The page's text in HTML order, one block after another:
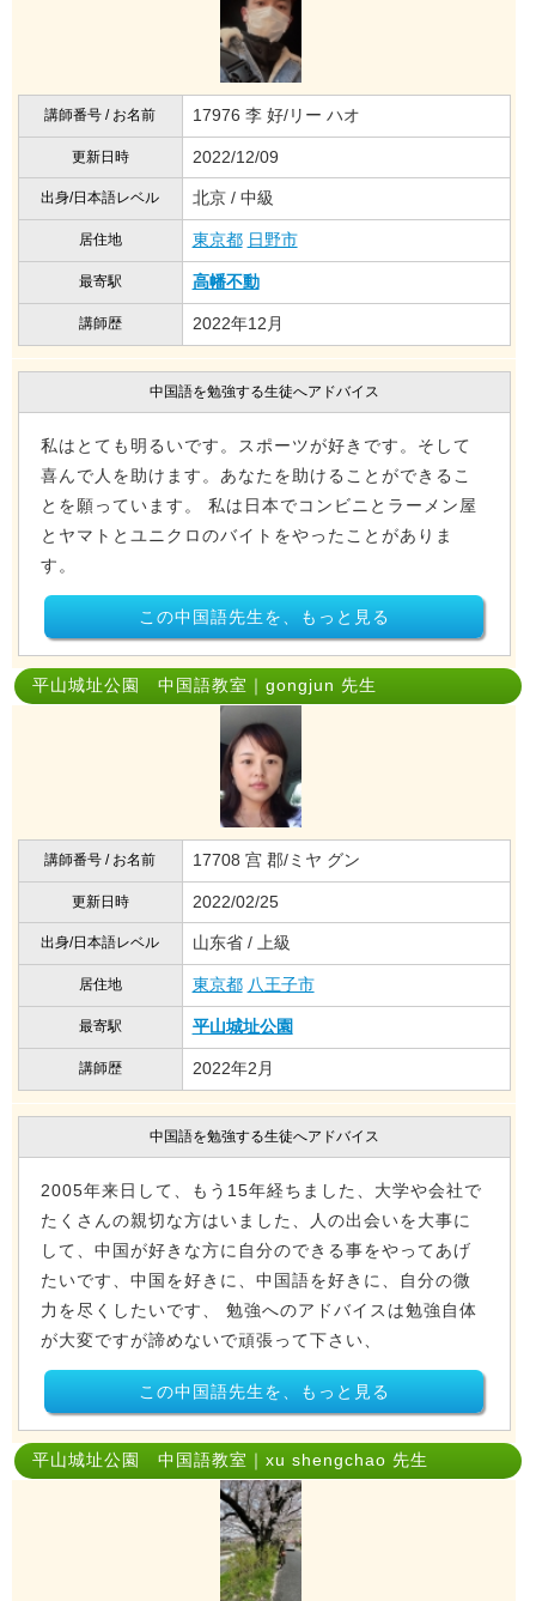
講師番号 / お名前 17976 李 好/リー ハオ
更新日時 2022/12/09
出身/日本語レベル 北京 / 中級
居住地 東京都 日野市
最寄駅 高幡不動
講師歴 2022年12月
中国語を勉強する生徒へアドバイス
私はとても明るいです。スポーツが好きです。そして
喜んで人を助けます。あなたを助けることができるこ
とを願っています。 私は日本でコンビニとラーメン屋
とヤマトとユニクロのバイトをやったことがありま
す。
この中国語先生を、もっと見る
平山城址公園 中国語教室｜gongjun 先生
講師番号 / お名前 17708 宫 郡/ミヤ グン
更新日時 2022/02/25
出身/日本語レベル 山东省 / 上級
居住地 東京都 八王子市
最寄駅 平山城址公園
講師歴 2022年2月
中国語を勉強する生徒へアドバイス
2005年来日して、もう15年経ちました、大学や会社で
たくさんの親切な方はいました、人の出会いを大事に
して、中国が好きな方に自分のできる事をやってあげ
たいです、中国を好きに、中国語を好きに、自分の微
力を尽くしたいです、 勉強へのアドバイスは勉強自体
が大変ですが諦めないで頑張って下さい、
この中国語先生を、もっと見る
平山城址公園 中国語教室｜xu shengchao 先生